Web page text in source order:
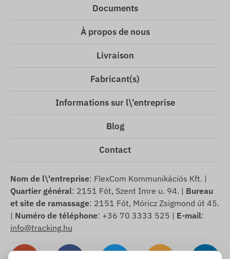
Documents
À propos de nous
Livraison
Fabricant(s)
Informations sur l\'entreprise
Blog
Contact
Nom de l\'entreprise: FlexCom Kommunikációs Kft. |
Quartier général: 2151 Fót, Szent Imre u. 94. | Bureau
et site de ramassage: 2151 Fót, Móricz Zsigmond út 45.
| Numéro de téléphone: +36 70 3333 525 | E-mail:
info@tracking.hu